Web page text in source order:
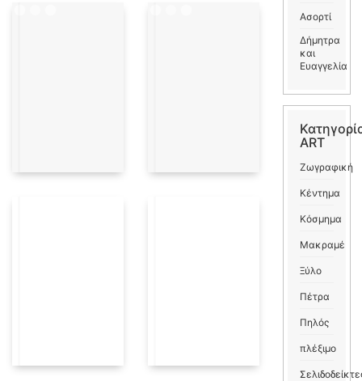
Ασορτί
Δήμητρα
και
Ευαγγελία
ART
Ζωγραφική
Κέντημα
Κόσμημα
Μακραμέ
Ξύλο
Πέτρα
Πηλός
πλέξιμο